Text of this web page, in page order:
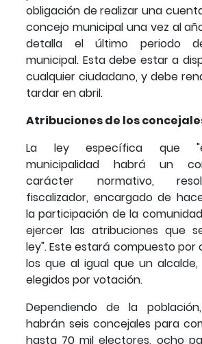
obligación de realizar una
concejo municipal una vez al
detalla el último periodo
municipal. Esta debe estar a
cualquier ciudadano, y debe
tardar en abril.
Atribuciones de los
La ley específica que
municipalidad habrá un
carácter normativo,
fiscalizador, encargado de
la participación de la
ejercer las atribuciones que
ley". Este estará compuesto por
los que al igual que un
elegidos por votación.
Dependiendo de la
habrán seis concejales para
hasta 70 mil electores, ocho